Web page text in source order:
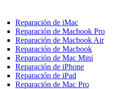
Reparación de iMac
Reparación de Macbook Pro
Reparación de Macbook Air
Reparación de Macbook
Reparación de Mac Mini
Reparación de iPhone
Reparación de iPad
Reparación de Mac Pro